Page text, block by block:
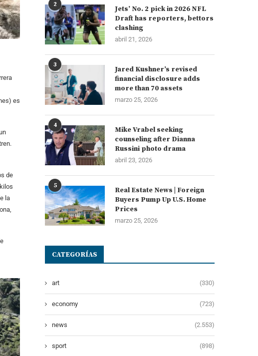
es
de
la
2
Jets’ No. 2 pick in 2026 NFL
Draft has reporters, bettors
clashing
abril 21, 2026
3
Jared Kushner’s revised
financial disclosure adds
more than 70 assets
marzo 25, 2026
4
Mike Vrabel seeking
counseling after Dianna
Russini photo drama
abril 23, 2026
5
Real Estate News | Foreign
Buyers Pump Up U.S. Home
Prices
marzo 25, 2026
CATEGORÍAS
art (330)
economy (723)
news (2.553)
sport (898)